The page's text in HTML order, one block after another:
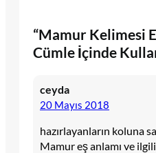
“Mamur Kelimesi
Cümle İçinde
ceyda
20 Mayıs 2018
hazırlayanların koluna
Mamur eş anlamı ve